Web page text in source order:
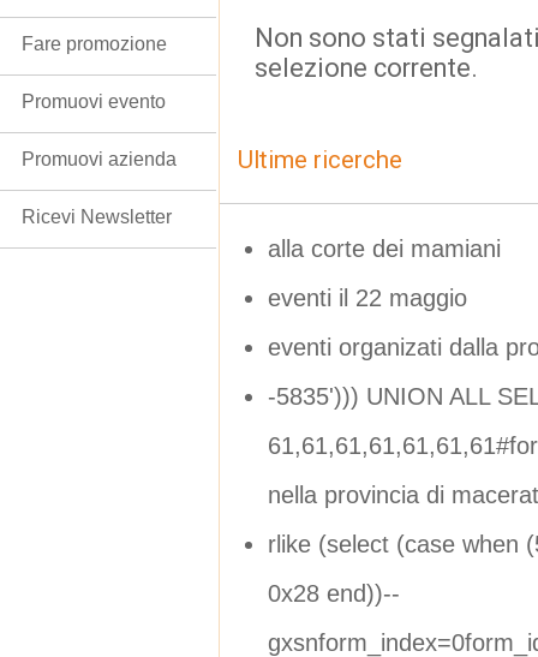
Non sono stati
selezione corrente.
Ultime ricerche
alla corte dei mamiani
eventi il 22 maggio
eventi organizati dalla
-5835'))) UNION ALL
nella provincia di
rlike (select (case when
0x28 end))--
Fare promozione
Promuovi evento
Promuovi azienda
Ricevi Newsletter